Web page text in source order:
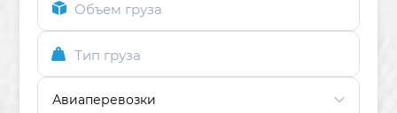
Объем груза
Тип груза